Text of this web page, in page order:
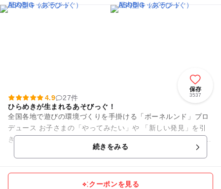
保存
3537
4.9
27件
ひらめきが生まれるあそびっぐ！
全国各地で遊びの環境づくりを手掛ける「ボーネルンド」プロ
デュース お子さまの「やってみたい」や 「新しい発見」を引
き出す、屋内型キッズランドです。 西武鉄道拝島線東大和市
続きをみる
クーポンを見る